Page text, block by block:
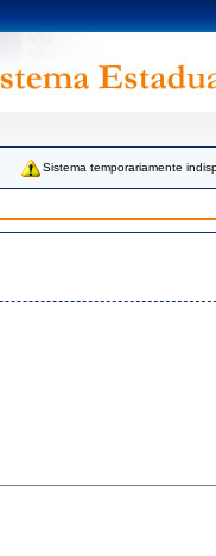
Sistema temporariamente